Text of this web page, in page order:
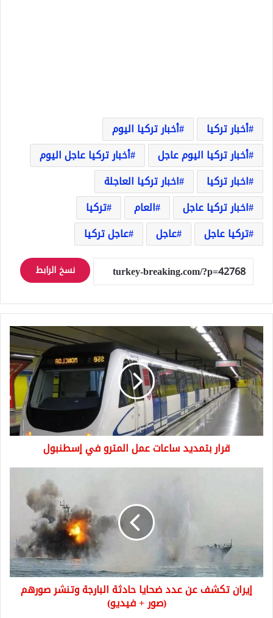
أخبار تركيا
أخبار تركيا اليوم
أخبار تركيا اليوم عاجل
أخبار تركيا عاجل اليوم
اخبار تركيا
اخبار تركيا العاجلة
اخبار تركيا عاجل
العام
تركيا
تركيا عاجل
عاجل عاجل تركيا
نسخ الرابط
قرار
بتمديد
ساعات
عمل
المترو
في
إسطنبول
قرار بتمديد ساعات عمل المترو في إسطنبول
البارجة
وتنشر
صورهم
(صورإيران تكشف عن عدد ضحايا حادثة البارجة وتنشر صورهم
(صور + فيديو)